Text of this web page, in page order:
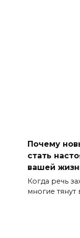
Почему
стать
вашей
Когда речь
многие тянут